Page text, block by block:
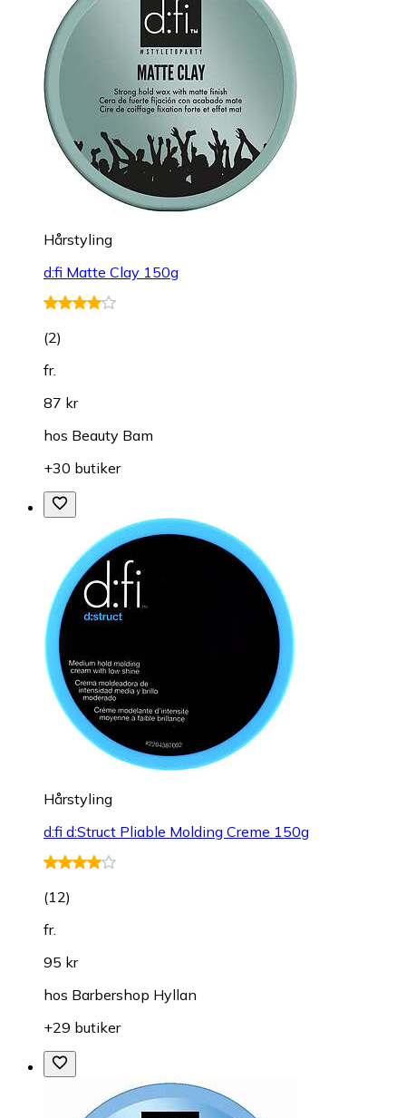
Hårstyling
d:fi Matte Clay 150g
(2)
fr.
87 kr
hos Beauty Bam
+30 butiker
Hårstyling
d:fi d:Struct Pliable Molding Creme 150g
(12)
fr.
95 kr
hos Barbershop Hyllan
+29 butiker